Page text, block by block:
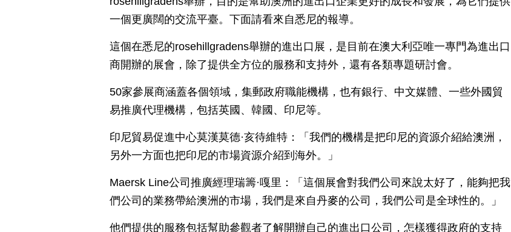
一個更廣闊的交流平臺。下面請看來自悉尼的報導。
這個在悉尼的rosehillgradens舉辦的進出口展，是目前在澳大利亞唯一專門為進出口
商開辦的展會，除了提供全方位的服務和支持外，還有各類專題研討會。
50家參展商涵蓋各個領域，集郵政府職能機構，也有銀行、中文媒體、一些外國貿
易推廣代理機構，包括英國、韓國、印尼等。
印尼貿易促進中心莫漢莫德·亥待維特：「我們的機構是把印尼的資源介紹給澳洲，
另外一方面也把印尼的市場資源介紹到海外。」
Maersk Line公司推廣經理瑞籌·嘎里：「這個展會對我們公司來說太好了，能夠把我
們公司的業務帶給澳洲的市場，我們是來自丹麥的公司，我們公司是全球性的。」
他們提供的服務包括幫助參觀者了解開辦自己的進出口公司，怎樣獲得政府的支持